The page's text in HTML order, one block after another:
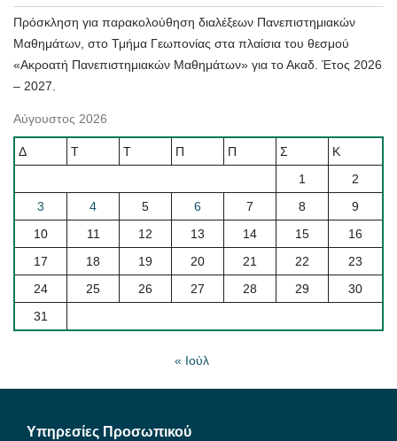
Πρόσκληση για παρακολούθηση διαλέξεων Πανεπιστημιακών
Μαθημάτων, στο Τμήμα Γεωπονίας στα πλαίσια του θεσμού
«Ακροατή Πανεπιστημιακών Μαθημάτων» για το Ακαδ. Έτος 2026
– 2027.
Αύγουστος 2026
Δ Τ Τ Π Π Σ
Κ
1
2
3
4 5 6 7 8
9
10
11 12 13 14 15
16
17
18 19 20 21 22
23
24
25 26 27 28 29
30
31
« Ιούλ
Υπηρεσίες Προσωπικού